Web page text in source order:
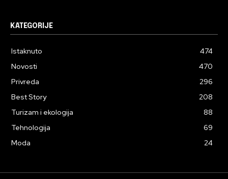
KATEGORIJE
Istaknuto
474
Novosti
470
Privreda
296
Best Story
208
Turizam i ekologija
88
Tehnologija
69
Moda
24